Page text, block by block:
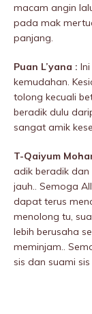
macam angin
pada mak
panjang.
Puan L’yana :
kemudahan.
tolong kecuali
beradik dulu
sangat amik
T-Qaiyum
adik beradik
jauh.. Semoga
dapat terus
menolong tu,
lebih berusaha
meminjam..
sis dan suami